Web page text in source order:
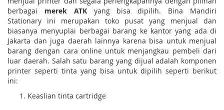
berbagai merek ATK yang bisa dipilih. Bina Mandiri
Stationary ini merupakan toko pusat yang menjual dan
biasanya menyuplai berbagai barang ke kantor yang ada di
Jakarta dan juga daerah lainnya karena bisa untuk menjual
barang dengan cara online untuk menjangkau pembeli dari
luar daerah. Salah satu barang yang dijual adalah komponen
printer seperti tinta yang bisa untuk dipilih seperti berikut
ini:
Keaslian tinta cartridge